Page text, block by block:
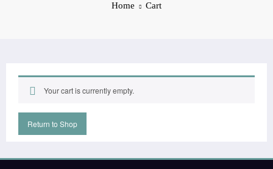
Home Cart
Your cart is currently empty.
Return to Shop